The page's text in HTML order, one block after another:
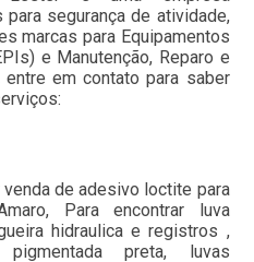
segurança de atividade,
marcas para Equipamentos
e Manutenção, Reparo e
em contato para saber
de adesivo loctite para
Para encontrar luva
hidraulica e registros ,
preta, luvas